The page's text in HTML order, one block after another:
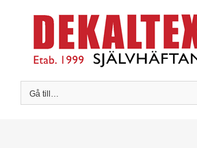
innehållet
Gå till…